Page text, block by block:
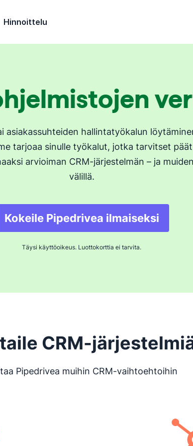
Hinnoittelu
asiakassuhteiden hallintatyökalun
tarjoaa sinulle työkalut, jotka tarvitset
arvioiman CRM-järjestelmän – ja
välillä.
Kokeile Pipedrivea ilmaiseksi
Täysi käyttöoikeus. Luottokorttia ei tarvita.
CRM-
Pipedrivea muihin CRM-vaihtoehtoihin